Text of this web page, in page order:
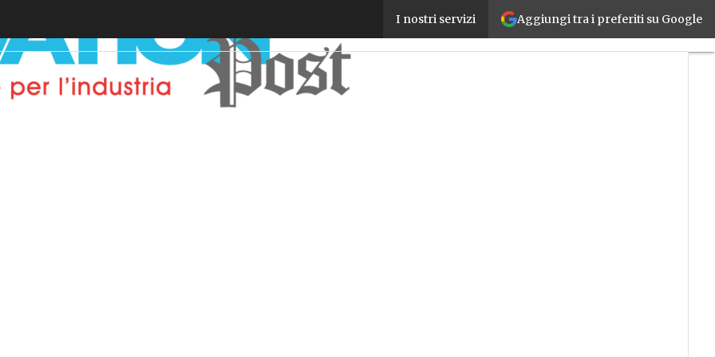
Aggiungi tra i preferiti su Google
I nostri servizi
Nasce l’Innovation Radar: in Europa è più facile